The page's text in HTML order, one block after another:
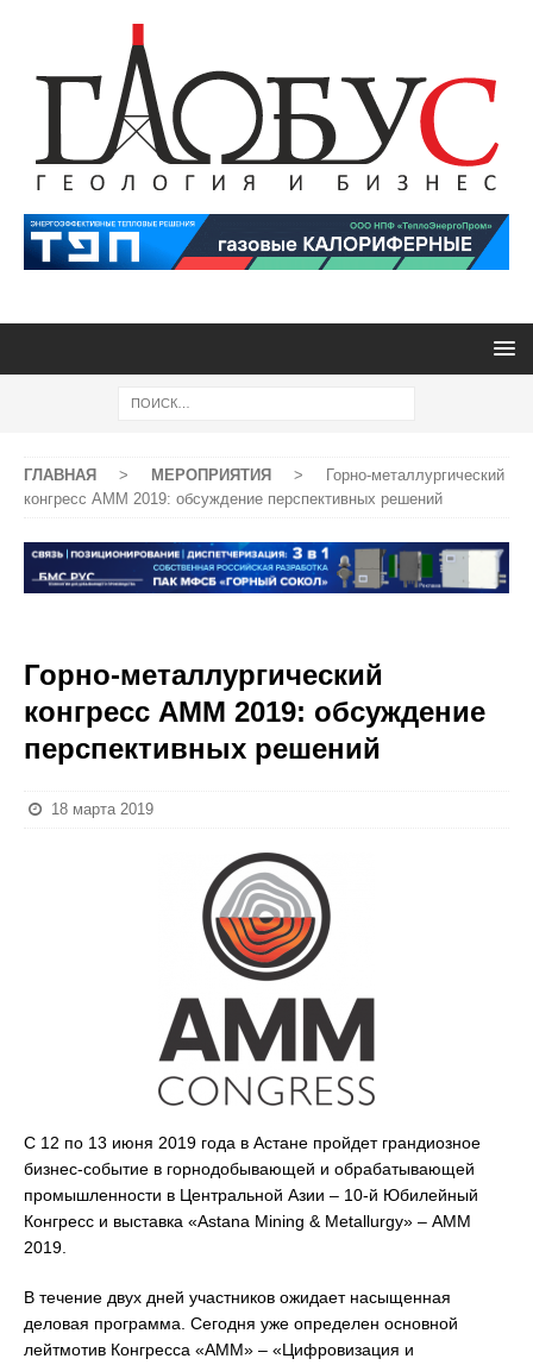
ГЛАВНАЯ > МЕРОПРИЯТИЯ >
Горно-металлургический
конгресс АММ 2019: обсуждение перспективных решений
Горно-металлургический
конгресс АММ 2019: обсуждение
перспективных решений
18 марта 2019
С 12 по 13 июня 2019 года в Астане пройдет грандиозное
бизнес-событие в горнодобывающей и обрабатывающей
промышленности в Центральной Азии – 10-й Юбилейный
Конгресс и выставка «Astana Mining & Metallurgy» – АММ
2019.
В течение двух дней участников ожидает насыщенная
деловая программа. Сегодня уже определен основной
лейтмотив Конгресса «АММ» – «Цифровизация и